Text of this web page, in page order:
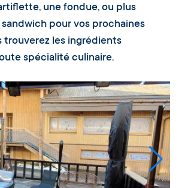
une fondue, ou plus
pour vos prochaines
trouverez les ingrédients
spécialité culinaire.